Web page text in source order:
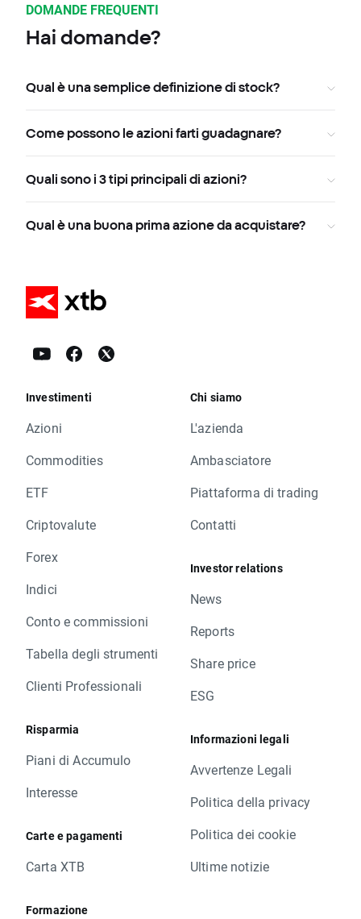
DOMANDE FREQUENTI
Hai domande?
Qual è una semplice definizione di stock?
Come possono le azioni farti guadagnare?
Quali sono i 3 tipi principali di azioni?
Qual è una buona prima azione da acquistare?
Investimenti
Azioni
Commodities
ETF
Criptovalute
Forex
Indici
Conto e commissioni
Tabella degli strumenti
Clienti Professionali
Risparmia
Piani di Accumulo
Interesse
Carte e pagamenti
Carta XTB
Formazione
Chi siamo
L'azienda
Ambasciatore
Piattaforma di trading
Contatti
Investor relations
News
Reports
Share price
ESG
Informazioni legali
Avvertenze Legali
Politica della privacy
Politica dei cookie
Ultime notizie